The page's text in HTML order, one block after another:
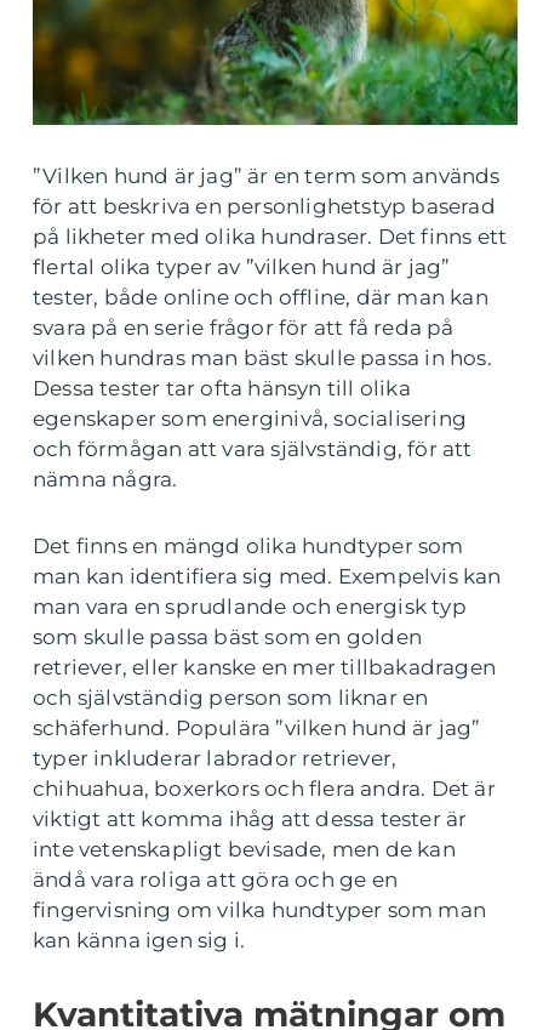
”Vilken hund är jag” är en term som används
för att beskriva en personlighetstyp baserad
på likheter med olika hundraser. Det finns ett
flertal olika typer av ”vilken hund är jag”
tester, både online och offline, där man kan
svara på en serie frågor för att få reda på
vilken hundras man bäst skulle passa in hos.
Dessa tester tar ofta hänsyn till olika
egenskaper som energinivå, socialisering
och förmågan att vara självständig, för att
nämna några.
Det finns en mängd olika hundtyper som
man kan identifiera sig med. Exempelvis kan
man vara en sprudlande och energisk typ
som skulle passa bäst som en golden
retriever, eller kanske en mer tillbakadragen
och självständig person som liknar en
schäferhund. Populära ”vilken hund är jag”
typer inkluderar labrador retriever,
chihuahua, boxerkors och flera andra. Det är
viktigt att komma ihåg att dessa tester är
inte vetenskapligt bevisade, men de kan
ändå vara roliga att göra och ge en
fingervisning om vilka hundtyper som man
kan känna igen sig i.
Kvantitativa mätningar om